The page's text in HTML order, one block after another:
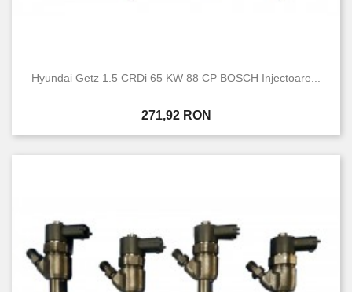
Hyundai Getz 1.5 CRDi 65 KW 88 CP BOSCH Injectoare...
Pret
271,92 RON